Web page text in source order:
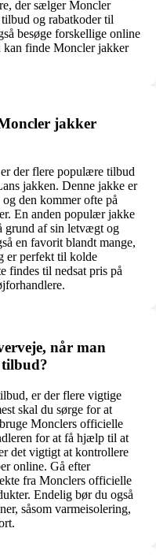
der sælger Moncler
og rabatkoder til
besøge forskellige online
kan finde Moncler jakker
jakker
der flere populære tilbud
jakken. Denne jakke er
den kommer ofte på
En anden populær jakke
grund af sin letvægt og
en favorit blandt mange,
er perfekt til kolde
findes til nedsat pris på
når man
er der flere vigtige
skal du sørge for at
Monclers officielle
for at få hjælp til at
det vigtigt at kontrollere
online. Gå efter
fra Monclers officielle
Endelig bør du også
såsom varmeisolering,